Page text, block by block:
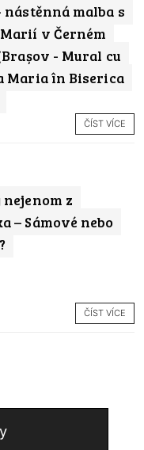
nástěnná malba s
v Černém
- Mural cu
Maria în Biserica
ČÍST VÍCE
nejenom z
– Sámové nebo
ČÍST VÍCE